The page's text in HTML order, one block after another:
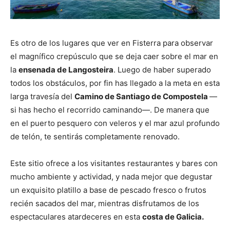
Es otro de los lugares que ver en Fisterra para observar
el magnífico crepúsculo que se deja caer sobre el mar en
la ensenada de Langosteira. Luego de haber superado
todos los obstáculos, por fin has llegado a la meta en esta
larga travesía del Camino de Santiago de Compostela —
si has hecho el recorrido caminando—. De manera que
en el puerto pesquero con veleros y el mar azul profundo
de telón, te sentirás completamente renovado.
Este sitio ofrece a los visitantes restaurantes y bares con
mucho ambiente y actividad, y nada mejor que degustar
un exquisito platillo a base de pescado fresco o frutos
recién sacados del mar, mientras disfrutamos de los
espectaculares atardeceres en esta costa de Galicia.